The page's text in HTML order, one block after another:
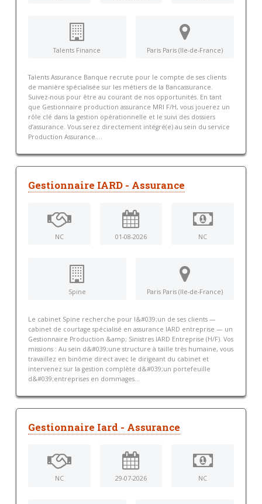
Talents Finance Paris Paris (Ile-de-France)
Talents Assurance Banque recrute pour le compte de ses clients
de manière spécialisée sur les métiers de la Bancassurance.
Suivez-nous pour être au courant de nos opportunités. En tant
que Gestionnaire production assurance MRI F/H, vous jouerez un
rôle clé dans la gestion opérationnelle et le suivi des dossiers
d’assurance. Vous serez directement intégré(e) au sein du service
Production Assurance....
Gestionnaire IARD - Assurance
NC 01-08-2026 NC
Spine Paris Paris (Ile-de-France)
Le cabinet Spine recherche pour l&#039;un de ses clients —
cabinet de courtage spécialisé en assurance IARD entreprise — un
Gestionnaire Production &amp; Sinistres IARD Entreprise (H/F). Vos
missions : Au sein d&#039;une structure à taille très humaine, vous
travaillez en binôme direct avec le dirigeant du cabinet et
intervenez sur la gestion complète d&#039;un portefeuille
d&#039;entreprises en dommages...
Gestionnaire Iard - Assurance
NC 29-07-2026 NC